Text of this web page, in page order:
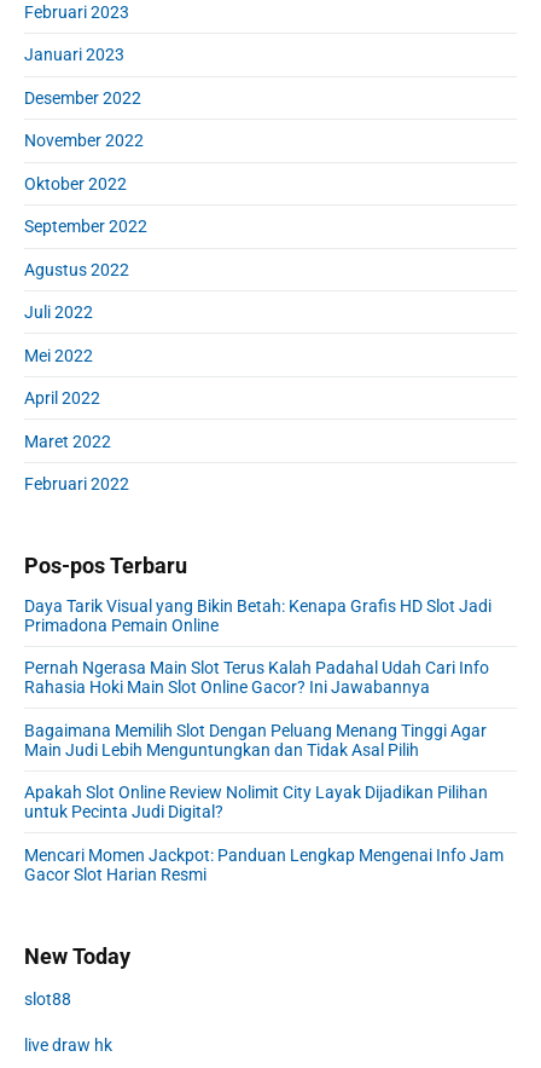
Februari 2023
Januari 2023
Desember 2022
November 2022
Oktober 2022
September 2022
Agustus 2022
Juli 2022
Mei 2022
April 2022
Maret 2022
Februari 2022
Pos-pos Terbaru
Daya Tarik Visual yang Bikin Betah: Kenapa Grafis HD Slot Jadi
Primadona Pemain Online
Pernah Ngerasa Main Slot Terus Kalah Padahal Udah Cari Info
Rahasia Hoki Main Slot Online Gacor? Ini Jawabannya
Bagaimana Memilih Slot Dengan Peluang Menang Tinggi Agar
Main Judi Lebih Menguntungkan dan Tidak Asal Pilih
Apakah Slot Online Review Nolimit City Layak Dijadikan Pilihan
untuk Pecinta Judi Digital?
Mencari Momen Jackpot: Panduan Lengkap Mengenai Info Jam
Gacor Slot Harian Resmi
New Today
slot88
live draw hk